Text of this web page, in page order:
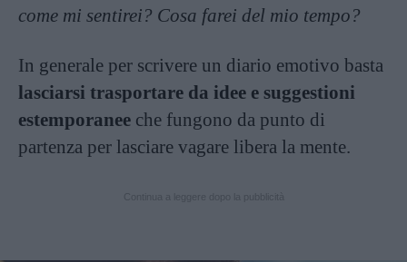
come mi sentirei? Cosa farei del mio tempo?
In generale per scrivere un diario emotivo basta
lasciarsi trasportare da idee e suggestioni
estemporanee che fungono da punto di
partenza per lasciare vagare libera la mente.